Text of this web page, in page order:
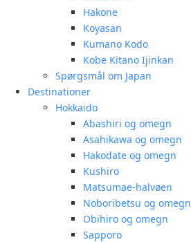
Hakone
Koyasan
Kumano Kodo
Kobe Kitano Ijinkan
Spørgsmål om Japan
Destinationer
Hokkaido
Abashiri og omegn
Asahikawa og omegn
Hakodate og omegn
Kushiro
Matsumae-halvøen
Noboribetsu og omegn
Obihiro og omegn
Sapporo